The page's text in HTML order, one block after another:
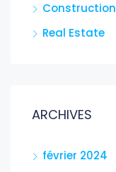
Construction
Real Estate
ARCHIVES
février 2024